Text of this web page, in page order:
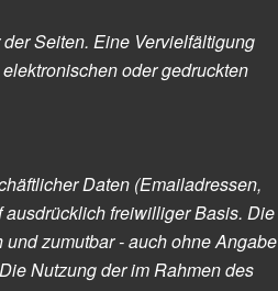
Seiten. Eine Vervielfältigung
oder gedruckten
Daten (Emailadressen,
freiwilliger Basis. Die
zumutbar - auch ohne Angabe
Nutzung der im Rahmen des